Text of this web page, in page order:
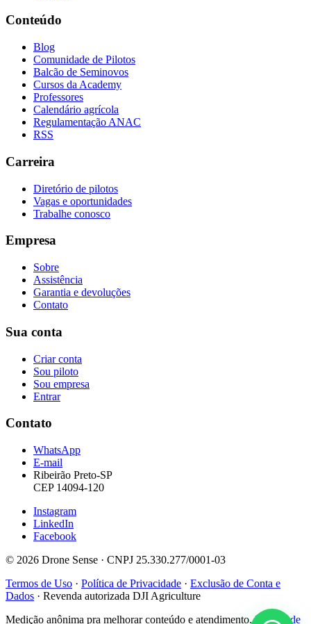
Conteúdo
Blog
Comunidade de Pilotos
Balcão de Seminovos
Cursos da Academy
Professores
Calendário agrícola
Regulamentação ANAC
RSS
Carreira
Diretório de pilotos
Vagas e oportunidades
Trabalhe conosco
Empresa
Sobre
Assistência
Garantia e devoluções
Contato
Sua conta
Criar conta
Sou piloto
Sou empresa
Entrar
Contato
WhatsApp
E-mail
Ribeirão Preto-SP
CEP 14094-120
Instagram
LinkedIn
Facebook
© 2026 Drone Sense · CNPJ 25.330.277/0001-03
Termos de Uso · Política de Privacidade · Exclusão de Conta e
Dados · Revenda autorizada DJI Agriculture
Medição anônima pra melhorar conteúdo e atendimento.Política de